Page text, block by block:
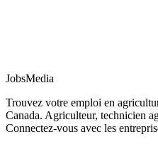
JobsMedia
Trouvez votre emploi en
Canada. Agriculteur, technicien
Connectez-vous avec les